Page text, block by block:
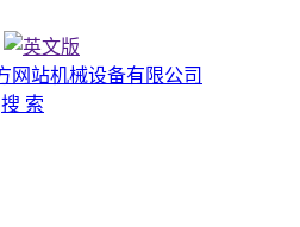
搜 索